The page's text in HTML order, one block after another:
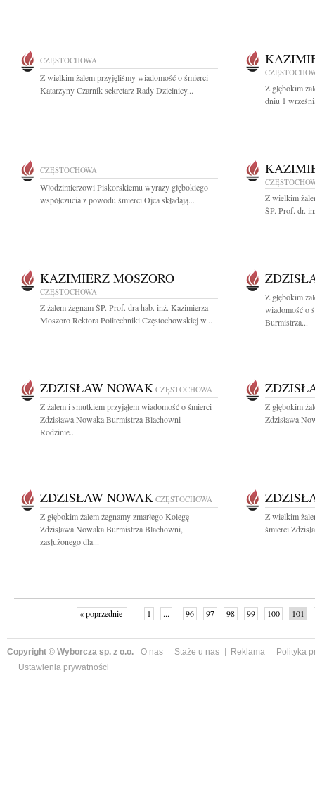
CZĘSTOCHOWA
Z wielkim żalem przyjęliśmy wiadomość o śmierci
Katarzyny Czarnik sekretarz Rady Dzielnicy...
Z głębokim
dniu 1
CZĘSTOCHOWA
Włodzimierzowi Piskorskiemu wyrazy głębokiego
współczucia z powodu śmierci Ojca składają...
Z wielkim
ŚP. Prof. dr.
KAZIMIERZ MOSZORO
CZĘSTOCHOWA
Z żalem żegnam ŚP. Prof. dra hab. inż. Kazimierza
Moszoro Rektora Politechniki Częstochowskiej w...
Z głębokim
wiadomość o
Burmistrza...
ZDZISŁAW NOWAK CZĘSTOCHOWA
Z żalem i smutkiem przyjąłem wiadomość o śmierci
Zdzisława Nowaka Burmistrza Blachowni
Rodzinie...
Z głębokim
Zdzisława
ZDZISŁAW NOWAK CZĘSTOCHOWA
Z głębokim żalem żegnamy zmarłego Kolegę
Zdzisława Nowaka Burmistrza Blachowni,
zasłużonego dla...
Z wielkim
śmierci
« poprzednie 1 ... 96 97 98 99 100 101
Copyright © Wyborcza sp. z o.o. O nas Staże u nas Reklama
Polityka
Ustawienia prywatności